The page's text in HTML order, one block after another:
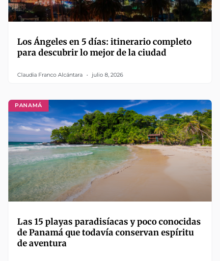
Los Ángeles en 5 días: itinerario completo
para descubrir lo mejor de la ciudad
Claudia Franco Alcántara julio 8, 2026
PANAMÁ
Las 15 playas paradisíacas y poco conocidas
de Panamá que todavía conservan espíritu
de aventura